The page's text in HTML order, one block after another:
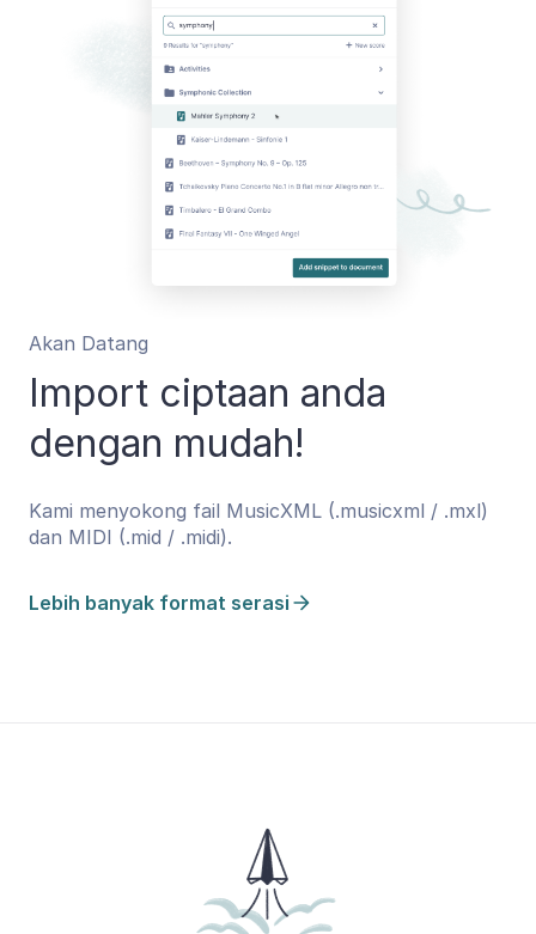
Akan Datang
Import ciptaan anda
dengan mudah!
Kami menyokong fail MusicXML (.musicxml / .mxl)
dan MIDI (.mid / .midi).
Lebih banyak format serasi